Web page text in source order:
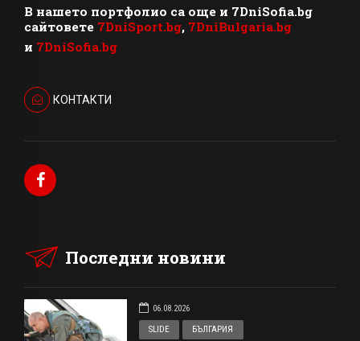
В нашето портфолио са още и 7DniSofia.bg
сайтовете 7DniSport.bg, 7DniBulgaria.bg
и 7DniSofia.bg
КОНТАКТИ
Последни новини
06.08.2026
SLIDE
БЪЛГАРИЯ